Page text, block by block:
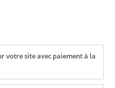
votre site avec paiement à la